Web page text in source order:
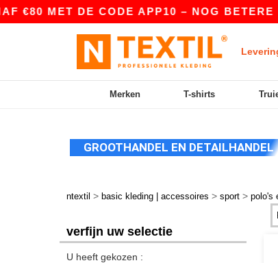
MET DE CODE APP10 – NOG BETERE
Merken T-shirts
GROOTHANDEL EN DETAILHANDEL
ntextil > basic kleding | accessoires > sport > polo's
verfijn uw selectie
U heeft gekozen :